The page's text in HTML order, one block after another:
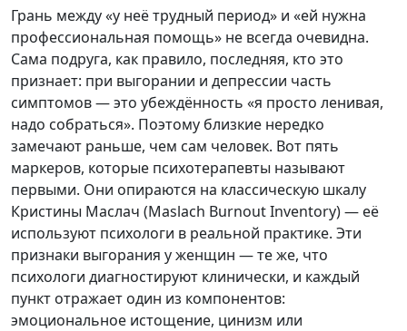
Грань между «у неё трудный период» и «ей нужна
профессиональная помощь» не всегда очевидна.
Сама подруга, как правило, последняя, кто это
признает: при выгорании и депрессии часть
симптомов — это убеждённость «я просто ленивая,
надо собраться». Поэтому близкие нередко
замечают раньше, чем сам человек. Вот пять
маркеров, которые психотерапевты называют
первыми. Они опираются на классическую шкалу
Кристины Маслач (Maslach Burnout Inventory) — её
используют психологи в реальной практике. Эти
признаки выгорания у женщин — те же, что
психологи диагностируют клинически, и каждый
пункт отражает один из компонентов:
эмоциональное истощение, цинизм или